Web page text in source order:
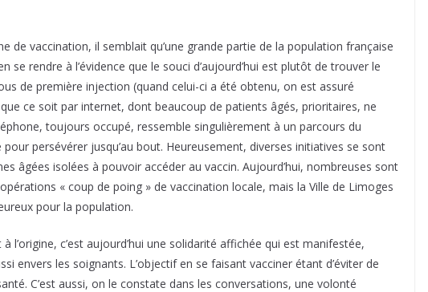
de vaccination, il semblait qu’une grande partie de la population française
se rendre à l’évidence que le souci d’aujourd’hui est plutôt de trouver le
de première injection (quand celui-ci a été obtenu, on est assuré
que ce soit par internet, dont beaucoup de patients âgés, prioritaires, ne
toujours occupé, ressemble singulièrement à un parcours du
persévérer jusqu’au bout. Heureusement, diverses initiatives se sont
âgées isolées à pouvoir accéder au vaccin. Aujourd’hui, nombreuses sont
« coup de poing » de vaccination locale, mais la Ville de Limoges
pour la population.
l’origine, c’est aujourd’hui une solidarité affichée qui est manifestée,
envers les soignants. L’objectif en se faisant vacciner étant d’éviter de
C’est aussi, on le constate dans les conversations, une volonté